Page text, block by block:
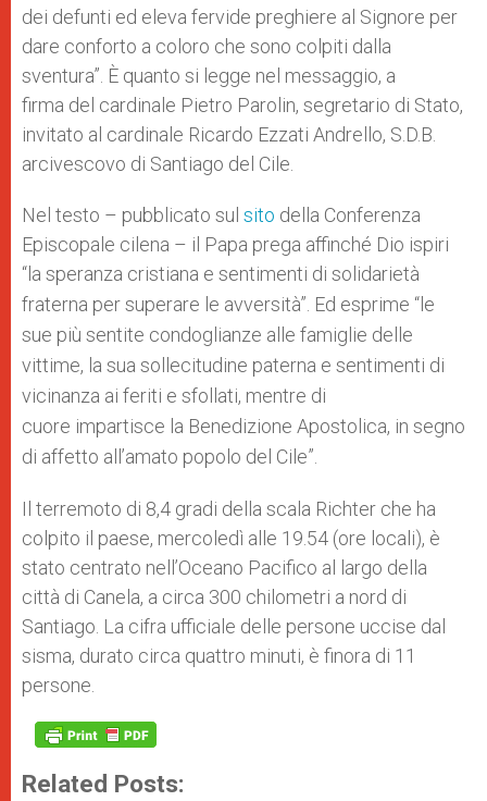
dei defunti ed eleva fervide preghiere al Signore per
dare conforto a coloro che sono colpiti dalla
sventura”. È quanto si legge nel messaggio, a
firma del cardinale Pietro Parolin, segretario di Stato,
invitato al cardinale Ricardo Ezzati Andrello, S.D.B.
arcivescovo di Santiago del Cile.
Nel testo – pubblicato sul sito della Conferenza
Episcopale cilena – il Papa prega affinché Dio ispiri
“la speranza cristiana e sentimenti di solidarietà
fraterna per superare le avversità”. Ed esprime “le
sue più sentite condoglianze alle famiglie delle
vittime, la sua sollecitudine paterna e sentimenti di
vicinanza ai feriti e sfollati, mentre di
cuore impartisce la Benedizione Apostolica, in segno
di affetto all’amato popolo del Cile”.
Il terremoto di 8,4 gradi della scala Richter che ha
colpito il paese, mercoledì alle 19.54 (ore locali), è
stato centrato nell’Oceano Pacifico al largo della
città di Canela, a circa 300 chilometri a nord di
Santiago. La cifra ufficiale delle persone uccise dal
sisma, durato circa quattro minuti, è finora di 11
persone.
Related Posts: